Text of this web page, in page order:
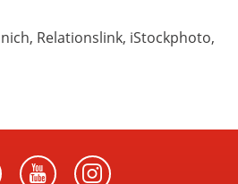
Relationslink, iStockphoto,